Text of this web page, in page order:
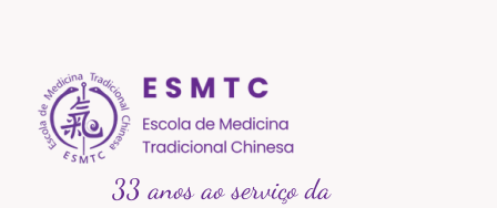
33 anos ao serviço da